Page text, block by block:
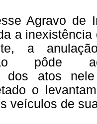
Agravo de
a
a
pôde
dos atos
o
veículos de